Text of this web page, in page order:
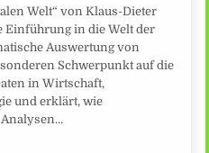
Welt“ von Klaus-Dieter
Einführung in die Welt der
Auswertung von
Schwerpunkt auf die
in Wirtschaft,
und erklärt, wie